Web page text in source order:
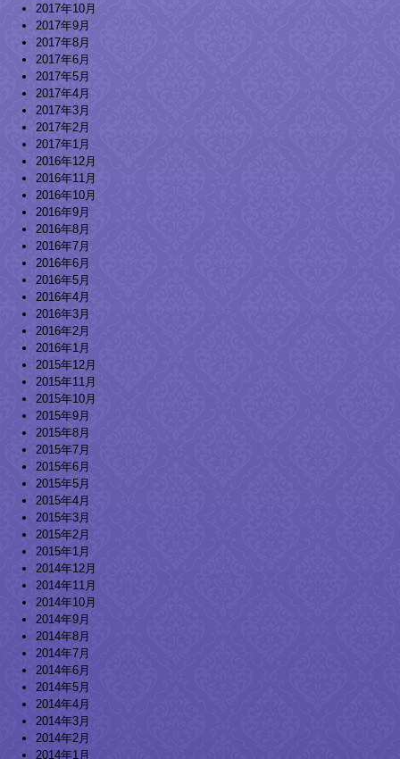
2017年10月
2017年9月
2017年8月
2017年6月
2017年5月
2017年4月
2017年3月
2017年2月
2017年1月
2016年12月
2016年11月
2016年10月
2016年9月
2016年8月
2016年7月
2016年6月
2016年5月
2016年4月
2016年3月
2016年2月
2016年1月
2015年12月
2015年11月
2015年10月
2015年9月
2015年8月
2015年7月
2015年6月
2015年5月
2015年4月
2015年3月
2015年2月
2015年1月
2014年12月
2014年11月
2014年10月
2014年9月
2014年8月
2014年7月
2014年6月
2014年5月
2014年4月
2014年3月
2014年2月
2014年1月